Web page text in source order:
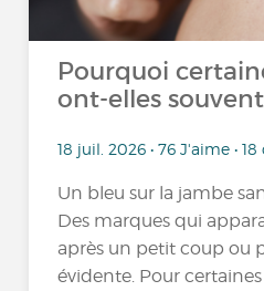
Pourquoi
ont-elles
18 juil. 2026 • 76 J'aime •
Un bleu sur la jambe
Des marques qui
après un petit coup ou
évidente. Pour